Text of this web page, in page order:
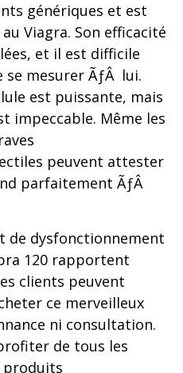
génériques et est
Viagra. Son efficacité
et il est difficile
mesurer ÃƒÂ lui.
est puissante, mais
impeccable. Même les
peuvent attester
parfaitement ÃƒÂ
de dysfonctionnement
120 rapportent
clients peuvent
ce merveilleux
ni consultation.
de tous les
produits